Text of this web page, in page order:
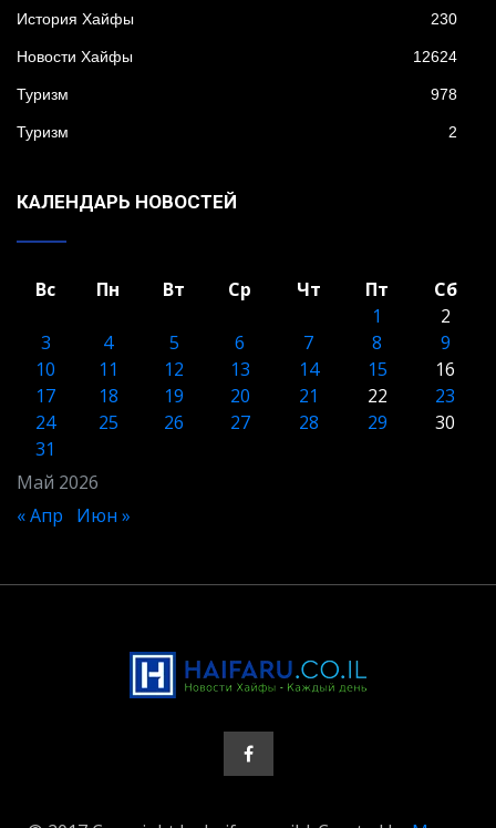
История Хайфы 230
Новости Хайфы 12624
Туризм 978
Туризм 2
КАЛЕНДАРЬ НОВОСТЕЙ
Май 2026
Вс Пн Вт Ср Чт Пт
Сб
1
2
3
4 5 6 7 8
9
10
11 12 13 14 15
16
17
18 19 20 21 22
23
24
25 26 27 28 29
30
31
« Апр Июн »